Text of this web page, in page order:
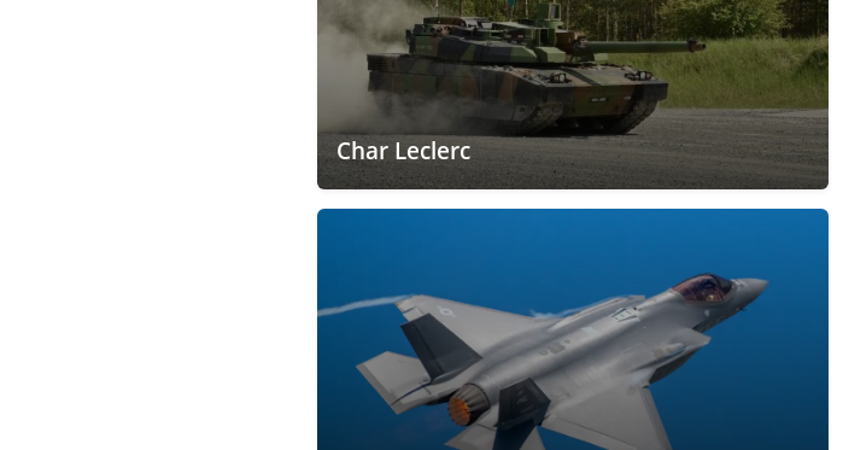
Char Leclerc